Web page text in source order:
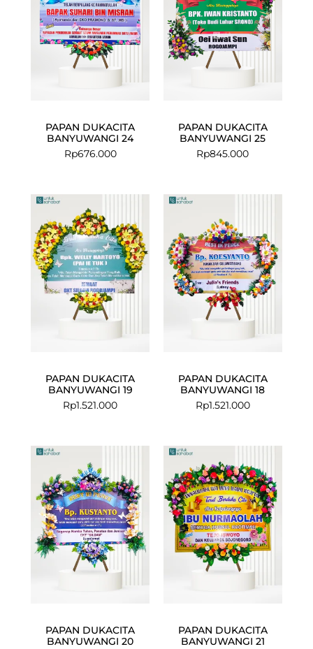
PAPAN DUKACITA
BANYUWANGI 24
Rp676.000
PAPAN DUKACITA
BANYUWANGI 25
Rp845.000
PAPAN DUKACITA
BANYUWANGI 19
Rp1.521.000
PAPAN DUKACITA
BANYUWANGI 18
Rp1.521.000
PAPAN DUKACITA
BANYUWANGI 20
PAPAN DUKACITA
BANYUWANGI 21